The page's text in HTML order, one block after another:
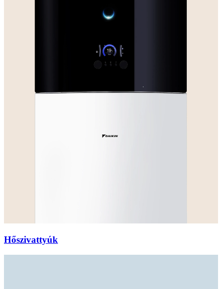
Hőszivattyúk